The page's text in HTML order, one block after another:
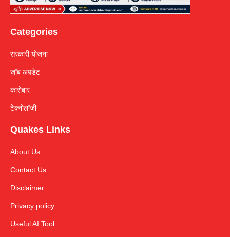
Categories
सरकारी योजना
जॉब अपडेट
कारोबार
टेक्नोलॉजी
Quakes Links
About Us
Contact Us
Disclaimer
Privacy policy
Useful AI Tool